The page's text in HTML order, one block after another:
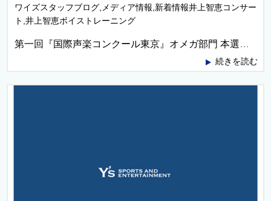
ワイズスタッフブログ,メディア情報,新着情報井上智恵コンサー
ト,井上智恵ボイストレーニング
第一回『国際声楽コンクール東京』オメガ部門 本選にて佐々木 彌さん優勝！！
続きを読む